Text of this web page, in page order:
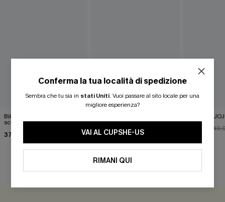
Bikini blu con onde
scintillanti
37,00 €
Rivera Catwalk
36,00 €40,00 €
Set bikini
RECENSIONI DEI CLIENTI
Conferma la tua località di spedizione
Sembra che tu sia in stati Uniti. Vuoi passare al sito locale per una
migliore esperienza?
VAI AL CUPSHE-US
RIMANI QUI